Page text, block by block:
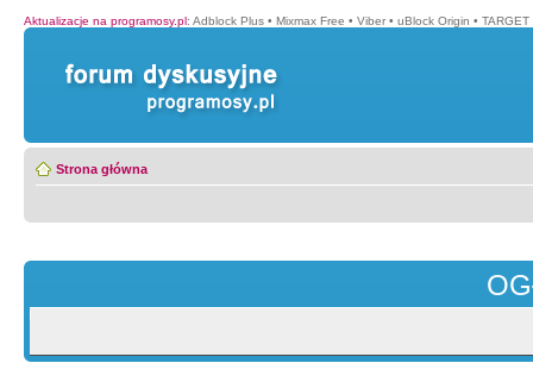
Aktualizacje na programosy.pl: Adblock Plus • Mixmax Free • Viber • uBlock Origin •
Strona główna